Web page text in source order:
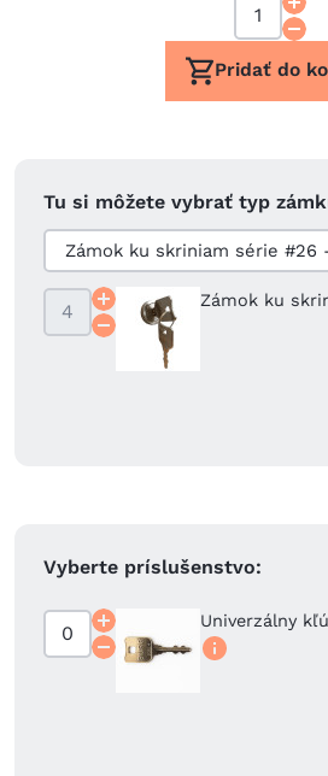
Pridať do
Tu si môžete vybrať typ
Zámok ku
Vyberte príslušenstvo:
Univerzálny